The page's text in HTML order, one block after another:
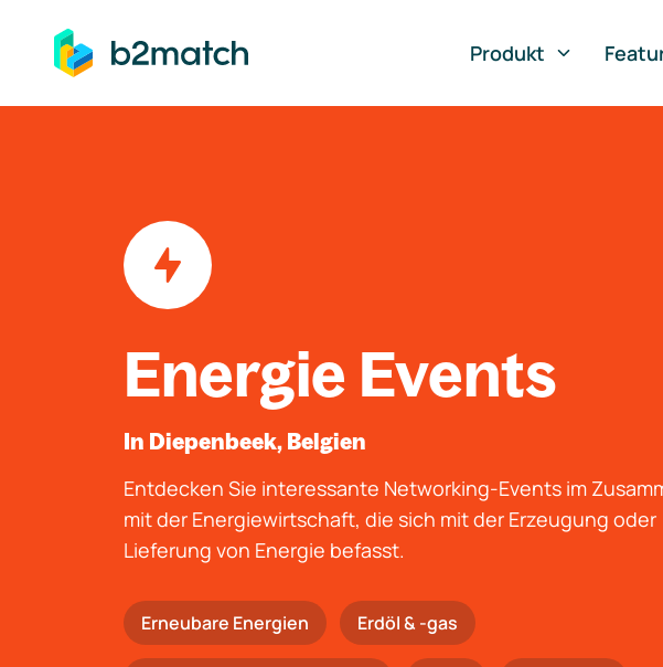
springen
Produkt
Energie Events
In Diepenbeek, Belgien
Entdecken Sie interessante Networking-Events im
mit der Energiewirtschaft, die sich mit der Erzeugung oder
Lieferung von Energie befasst.
Erneubare Energien Erdöl & -gas